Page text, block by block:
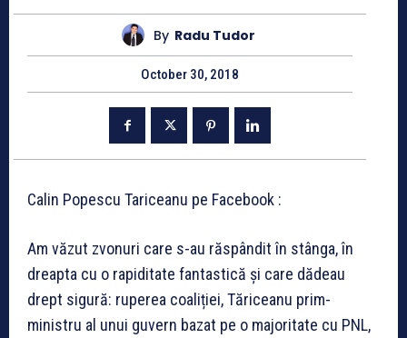
By Radu Tudor
October 30, 2018
Calin Popescu Tariceanu pe Facebook :
Am văzut zvonuri care s-au răspândit în stânga, în
dreapta cu o rapiditate fantastică și care dădeau
drept sigură: ruperea coaliției, Tăriceanu prim-
ministru al unui guvern bazat pe o majoritate cu PNL,